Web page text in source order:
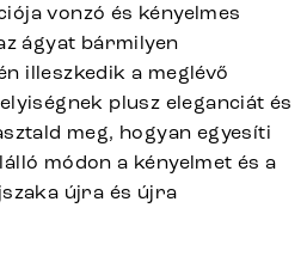
vonzó és kényelmes
ágyat bármilyen
illeszkedik a meglévő
plusz eleganciát és
meg, hogyan egyesíti
módon a kényelmet és a
újra és újra